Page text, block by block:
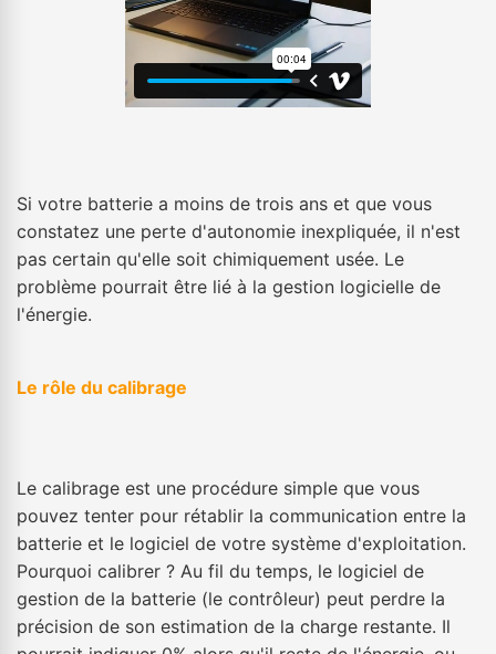
Si votre batterie a moins de trois ans et que vous
constatez une perte d'autonomie inexpliquée, il n'est
pas certain qu'elle soit chimiquement usée. Le
problème pourrait être lié à la gestion logicielle de
l'énergie.
Le rôle du calibrage
Le calibrage est une procédure simple que vous
pouvez tenter pour rétablir la communication entre la
batterie et le logiciel de votre système d'exploitation.
Pourquoi calibrer ? Au fil du temps, le logiciel de
gestion de la batterie (le contrôleur) peut perdre la
précision de son estimation de la charge restante. Il